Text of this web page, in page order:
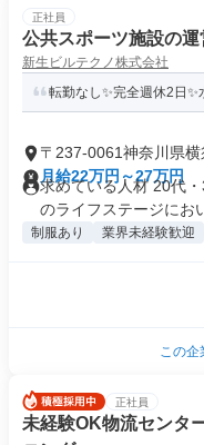
正社員
公共スポーツ施設の運
新生ビルテクノ株式会社
転勤なし✨完全週休2日
〒237-0061神奈川県
月給22万円～27万円
求めている人材 20代
のライフステージにお
制服あり 業界未経験歓迎
この企
正社員
未経験OK物流センタ